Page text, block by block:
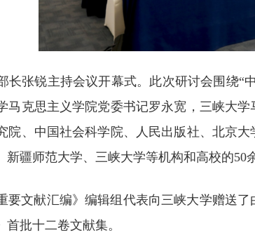
长张锐主持会议开幕式。此次研讨会围绕
马克思主义学院党委书记罗永宽，三峡大
院、中国社会科学院、人民出版社、北京
疆师范大学、三峡大学等机构和高校的50
要文献汇编》编辑组代表向三峡大学赠送
批十二卷文献集。